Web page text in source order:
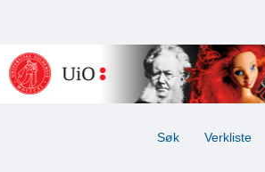
Søk Verkliste